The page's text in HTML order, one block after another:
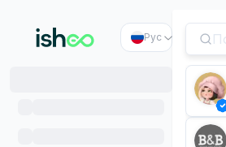
Рус